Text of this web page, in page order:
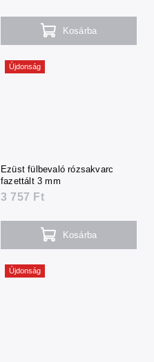
Kosárba
Újdonság
Ezüst fülbevaló rózsakvarc
fazettált 3 mm
3 757 Ft
Kosárba
Újdonság